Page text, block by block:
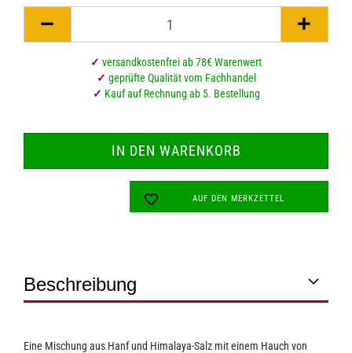
✓ versandkostenfrei ab 78€ Warenwert
✓ geprüfte Qualität vom Fachhandel
✓ Kauf auf Rechnung ab 5. Bestellung
AUF DEN MERKZETTEL
Beschreibung
Eine Mischung aus Hanf und Himalaya-Salz mit einem Hauch von